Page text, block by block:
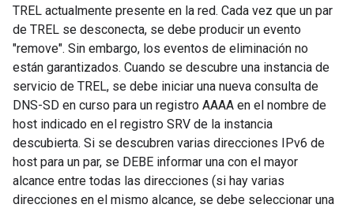
TREL actualmente presente en la red. Cada vez que un par
de TREL se desconecta, se debe producir un evento
"remove". Sin embargo, los eventos de eliminación no
están garantizados. Cuando se descubre una instancia de
servicio de TREL, se debe iniciar una nueva consulta de
DNS-SD en curso para un registro AAAA en el nombre de
host indicado en el registro SRV de la instancia
descubierta. Si se descubren varias direcciones IPv6 de
host para un par, se DEBE informar una con el mayor
alcance entre todas las direcciones (si hay varias
direcciones en el mismo alcance, se debe seleccionar una